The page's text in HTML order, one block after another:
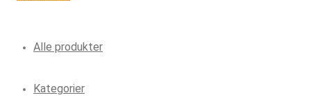
Alle produkter
Kategorier